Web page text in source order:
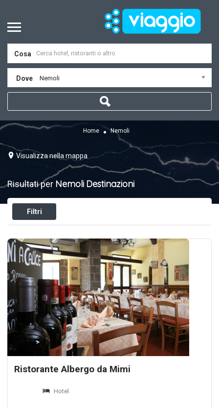
Cosa
Dove Nemoli
Home Nemoli
Visualizza nella mappa
Risultati per Nemoli Destinazioni
Filtri
Ristorante Albergo da Mimi
Hotel